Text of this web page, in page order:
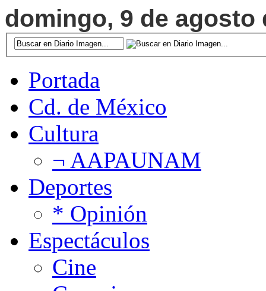
domingo, 9 de agosto
Portada
Cd. de México
Cultura
¬ AAPAUNAM
Deportes
* Opinión
Espectáculos
Cine